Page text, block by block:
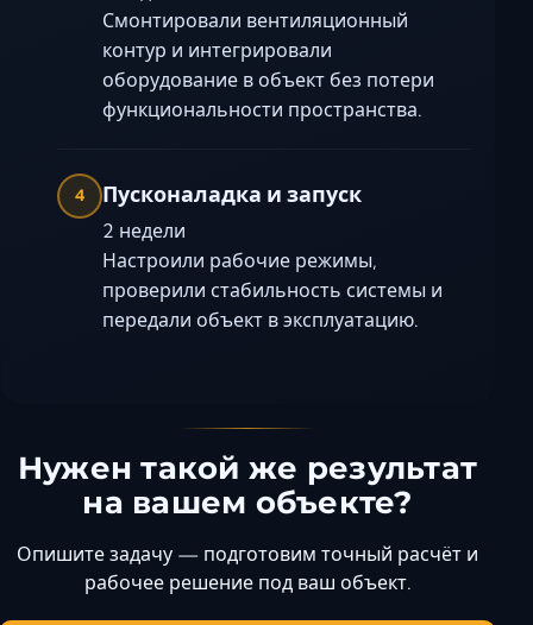
Смонтировали вентиляционный
контур и интегрировали
оборудование в объект без потери
функциональности пространства.
4 Пусконаладка и запуск
2 недели
Настроили рабочие режимы,
проверили стабильность системы и
передали объект в эксплуатацию.
Нужен такой же результат
на вашем объекте?
Опишите задачу — подготовим точный расчёт и
рабочее решение под ваш объект.